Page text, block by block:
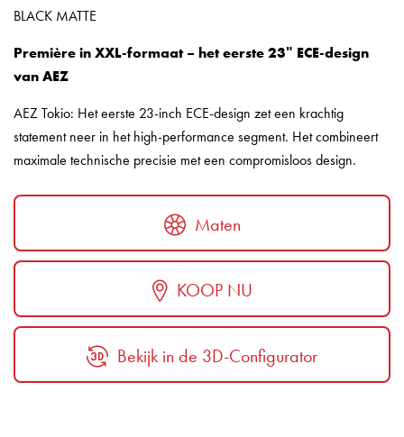
BLACK MATTE
Première in XXL-formaat – het eerste 23ʺ ECE-design
van AEZ
AEZ Tokio: Het eerste 23-inch ECE-design zet een krachtig
statement neer in het high-performance segment. Het combineert
maximale technische precisie met een compromisloos design.
Maten
KOOP NU
Bekijk in de 3D-Configurator